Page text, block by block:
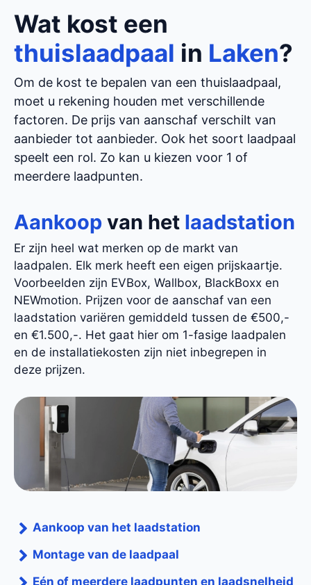
Wat kost een
thuislaadpaal in Laken?
Om de kost te bepalen van een thuislaadpaal,
moet u rekening houden met verschillende
factoren. De prijs van aanschaf verschilt van
aanbieder tot aanbieder. Ook het soort laadpaal
speelt een rol. Zo kan u kiezen voor 1 of
meerdere laadpunten.
Aankoop van het laadstation
Er zijn heel wat merken op de markt van
laadpalen. Elk merk heeft een eigen prijskaartje.
Voorbeelden zijn EVBox, Wallbox, BlackBoxx en
NEWmotion. Prijzen voor de aanschaf van een
laadstation variëren gemiddeld tussen de €500,-
en €1.500,-. Het gaat hier om 1-fasige laadpalen
en de installatiekosten zijn niet inbegrepen in
deze prijzen.
Aankoop van het laadstation
Montage van de laadpaal
Eén of meerdere laadpunten en laadsnelheid